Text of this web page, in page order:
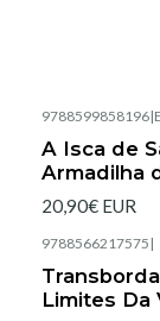
9788599858196|
A Isca de
Armadilha
20,90€ EUR
9788566217575 |
Limites Da